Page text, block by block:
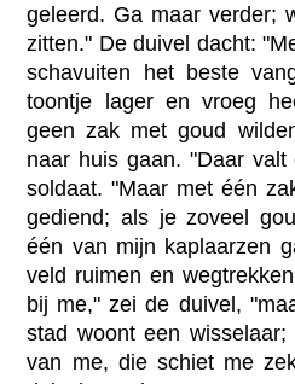
geleerd. Ga maar verder;
zitten." De duivel dacht:
schavuiten het beste
toontje lager en vroeg
geen zak met goud
naar huis gaan. "Daar
soldaat. "Maar met één
gediend; als je zoveel
één van mijn kaplaarzen
veld ruimen en
bij me," zei de duivel,
stad woont een
van me, die schiet me